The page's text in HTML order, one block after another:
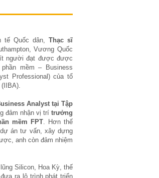
tế Quốc dân,Thạc sĩ
Vương Quốc
người đạt được được
mềm – Business
Professional) của tổ
Analyst tại Tập
đảm nhận vị trítrưởng
mềm FPT. Hơn thế
án tư vấn, xây dựng
anh còn đảm nhiệm
Silicon, Hoa Kỳ, thế
ra lộ trình phát triển